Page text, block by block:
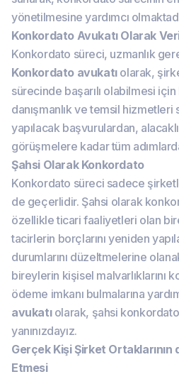
yönetilmesine yardımcı
Konkordato Avukatı Olarak
Konkordato süreci, uzmanlık
Konkordato avukatıolarak,
sürecinde başarılı olabilmesi için
danışmanlık ve temsil
yapılacak başvurulardan,
görüşmelere kadar tüm
Şahsi Olarak Konkordato
Konkordato süreci sadece
de geçerlidir. Şahsi olarak
özellikle ticari faaliyetleri olan
tacirlerin borçlarını yeniden
durumlarını düzeltmelerine
bireylerin kişisel malvarlıklarını
ödeme imkanı bulmalarına
avukatıolarak, şahsi
yanınızdayız.
Gerçek Kişi Şirket
Etmesi